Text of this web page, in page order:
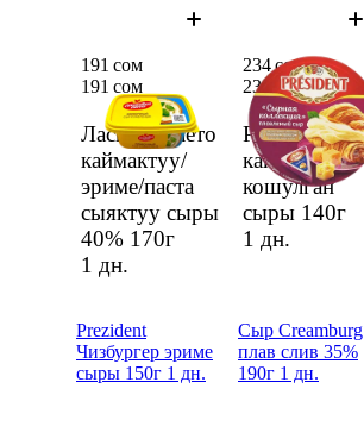
Ласковое лето
каймактуу/
эриме/паста
сыяктуу сыры
40% 170г
1 дн.
191 сом
191 сом
Prezident
каймак
кошулган
сыры 140г
1 дн.
234 сом
234 сом
Prezident
Чизбургер эриме
сыры 150г 1 дн.
Сыр Creamburg
плав слив 35%
190г 1 дн.